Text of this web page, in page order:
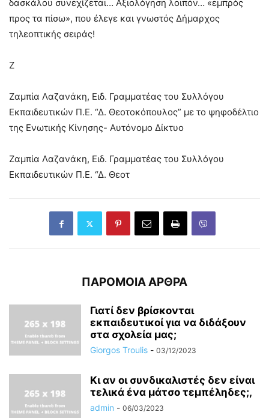
δασκάλου συνεχίζεται… Αξιολόγηση λοιπόν… «εμπρός
προς τα πίσω», που έλεγε και γνωστός Δήμαρχος
τηλεοπτικής σειράς!
Ζ
Ζαμπία Λαζανάκη, Ειδ. Γραμματέας του Συλλόγου
Εκπαιδευτικών Π.Ε. “Δ. Θεοτοκόπουλος” με το ψηφοδέλτιο
της Ενωτικής Κίνησης- Αυτόνομο Δίκτυο
Ζαμπία Λαζανάκη, Ειδ. Γραμματέας του Συλλόγου
Εκπαιδευτικών Π.Ε. “Δ. Θεοτ
ΠΑΡΟΜΟΙΑ ΑΡΘΡΑ
Γιατί δεν βρίσκονται
εκπαιδευτικοί για να διδάξουν
στα σχολεία μας;
Giorgos Troulis - 03/12/2023
Κι αν οι συνδικαλιστές δεν είναι
τελικά ένα μάτσο τεμπέληδες;,
admin - 06/03/2023